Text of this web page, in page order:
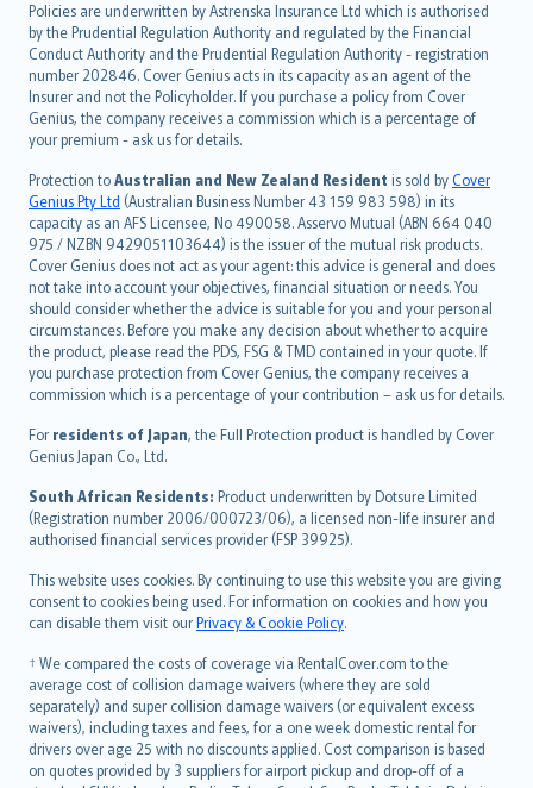
Policies are underwritten by Astrenska Insurance Ltd which is authorised
by the Prudential Regulation Authority and regulated by the Financial
Conduct Authority and the Prudential Regulation Authority - registration
number 202846. Cover Genius acts in its capacity as an agent of the
Insurer and not the Policyholder. If you purchase a policy from Cover
Genius, the company receives a commission which is a percentage of
your premium - ask us for details.
Protection toAustralian and New Zealand Resident is sold byCover
Genius Pty Ltd (Australian Business Number 43 159 983 598) in its
capacity as an AFS Licensee, No 490058. Asservo Mutual (ABN 664 040
975 / NZBN 9429051103644) is the issuer of the mutual risk products.
Cover Genius does not act as your agent: this advice is general and does
not take into account your objectives, financial situation or needs. You
should consider whether the advice is suitable for you and your personal
circumstances. Before you make any decision about whether to acquire
the product, please read the PDS, FSG & TMD contained in your quote. If
you purchase protection from Cover Genius, the company receives a
commission which is a percentage of your contribution – ask us for details.
For residents of Japan, the Full Protection product is handled by Cover
Genius Japan Co., Ltd.
South African Residents: Product underwritten by Dotsure Limited
(Registration number 2006/000723/06), a licensed non-life insurer and
authorised financial services provider (FSP 39925).
This website uses cookies. By continuing to use this website you are giving
consent to cookies being used. For information on cookies and how you
can disable them visit ourPrivacy & Cookie Policy.
† We compared the costs of coverage via RentalCover.com to the
average cost of collision damage waivers (where they are sold
separately) and super collision damage waivers (or equivalent excess
waivers), including taxes and fees, for a one week domestic rental for
drivers over age 25 with no discounts applied. Cost comparison is based
on quotes provided by 3 suppliers for airport pickup and drop-off of a
dansk
norsk
suomi
العربيّة
Türkçe
česky
Русский
ภาษาไทย
български
català
Hrvatski
eesti
Ελληνικά
Magyar
Íslenska
Bahasa Indonesia
latviešu
Lietuviškai
Bahasa Melayu
Română
српски
Slovensky
Slovenščina
Українська
Tiếng Việt